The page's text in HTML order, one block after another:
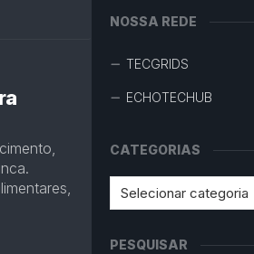
NOSSA REDE
TECGRIDS
ECHOTECHUB
CATEGORIAS
PESQUISAR